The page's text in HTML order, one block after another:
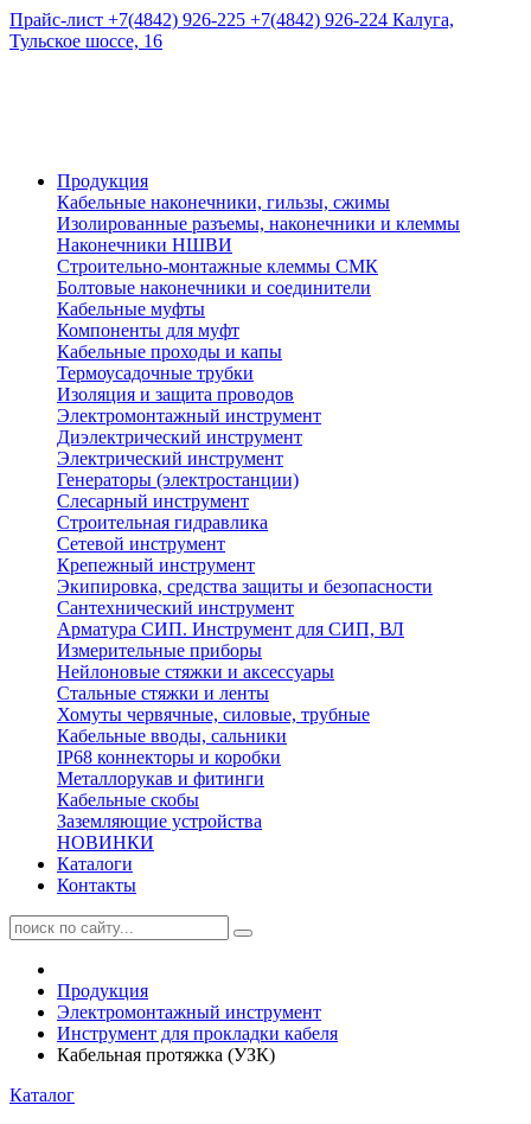
Прайс-лист +7(4842) 926-225 +7(4842) 926-224 Калуга,
Тульское шоссе, 16
Продукция
Кабельные наконечники, гильзы, сжимы
Изолированные разъемы, наконечники и клеммы
Наконечники НШВИ
Строительно-монтажные клеммы СМК
Болтовые наконечники и соединители
Кабельные муфты
Компоненты для муфт
Кабельные проходы и капы
Термоусадочные трубки
Изоляция и защита проводов
Электромонтажный инструмент
Диэлектрический инструмент
Электрический инструмент
Генераторы (электростанции)
Слесарный инструмент
Строительная гидравлика
Сетевой инструмент
Крепежный инструмент
Экипировка, средства защиты и безопасности
Сантехнический инструмент
Арматура СИП. Инструмент для СИП, ВЛ
Измерительные приборы
Нейлоновые стяжки и аксессуары
Стальные стяжки и ленты
Хомуты червячные, силовые, трубные
Кабельные вводы, сальники
IP68 коннекторы и коробки
Металлорукав и фитинги
Кабельные скобы
Заземляющие устройства
НОВИНКИ
Каталоги
Контакты
Продукция
Электромонтажный инструмент
Инструмент для прокладки кабеля
Кабельная протяжка (УЗК)
Каталог